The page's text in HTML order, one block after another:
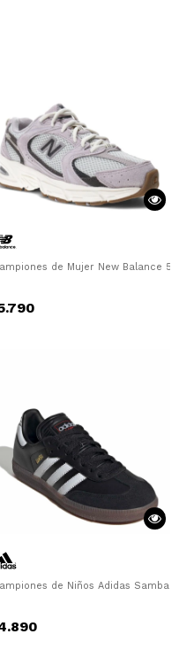
Balance - Gris Metalizado
de Mujer New Balance
2000 W Adidas - Beige -
de Niños Adidas Samba